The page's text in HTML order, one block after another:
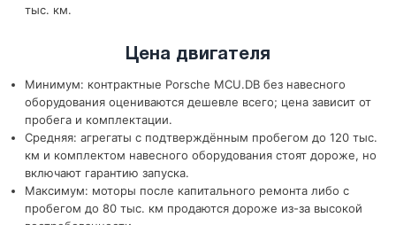
тыс. км.
Цена двигателя
Минимум: контрактные Porsche MCU.DB без навесного
оборудования оцениваются дешевле всего; цена зависит от
пробега и комплектации.
Средняя: агрегаты с подтверждённым пробегом до 120 тыс.
км и комплектом навесного оборудования стоят дороже, но
включают гарантию запуска.
Максимум: моторы после капитального ремонта либо с
пробегом до 80 тыс. км продаются дороже из-за высокой